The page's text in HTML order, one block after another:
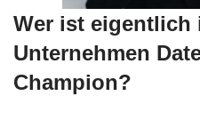
Wer ist eigentlich
Unternehmen
Champion?